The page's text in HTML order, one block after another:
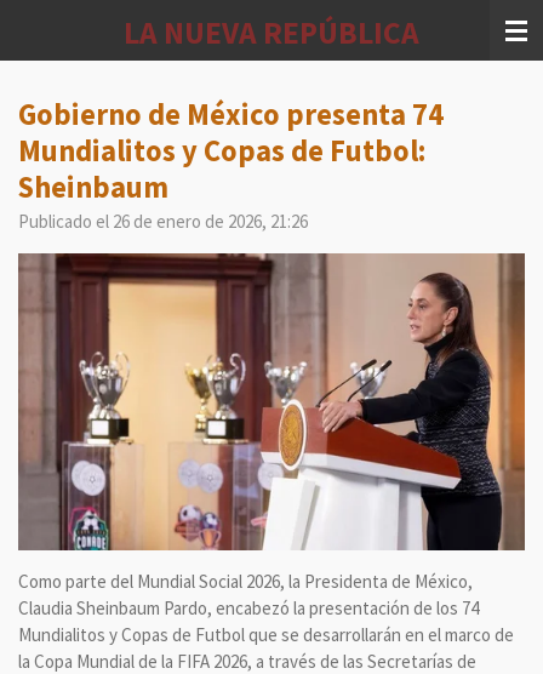
principal
LA NUEVA REPÚBLICA
Gobierno de México presenta 74
Mundialitos y Copas de Futbol:
Sheinbaum
Publicado el 26 de enero de 2026, 21:26
Como parte del Mundial Social 2026, la Presidenta de México,
Claudia Sheinbaum Pardo, encabezó la presentación de los 74
Mundialitos y Copas de Futbol que se desarrollarán en el marco de
la Copa Mundial de la FIFA 2026, a través de las Secretarías de